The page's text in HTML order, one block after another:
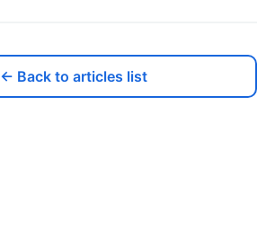
← Back to articles list